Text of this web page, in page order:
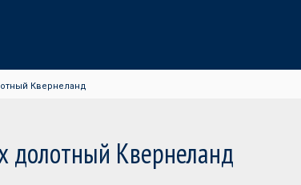
Квернеланд
долотный Квернеланд